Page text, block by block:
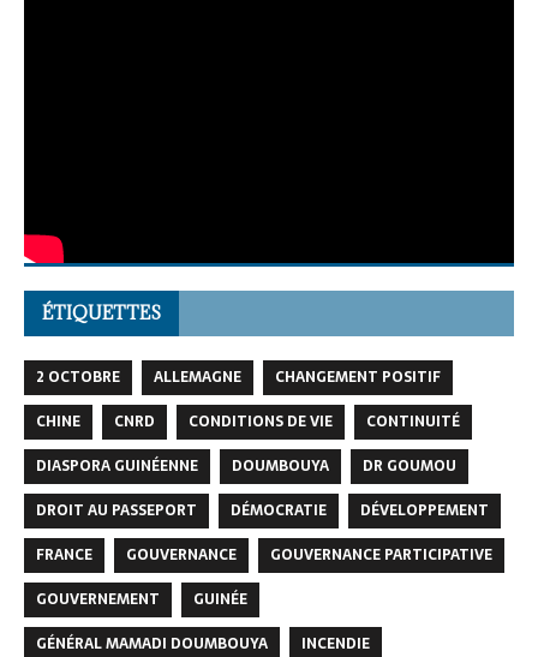
ÉTIQUETTES
2 OCTOBRE ALLEMAGNE
CHANGEMENT POSITIF
CHINE
CNRD CONDITIONS DE VIE
CONTINUITÉ
DIASPORA GUINÉENNE
DOUMBOUYA
DR GOUMOU
DROIT AU PASSEPORT
DÉMOCRATIE
DÉVELOPPEMENT
FRANCE
GOUVERNANCE
GOUVERNANCE PARTICIPATIVE
GOUVERNEMENT
GUINÉE
GÉNÉRAL MAMADI DOUMBOUYA
INCENDIE